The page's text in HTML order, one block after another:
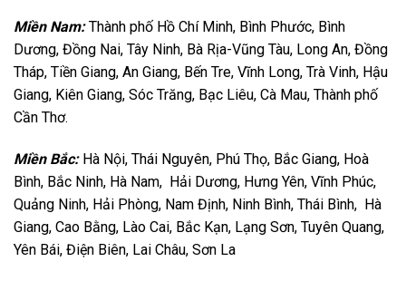
Miền Nam:Thành phố Hồ Chí Minh, Bình Phước, Bình
Dương, Đồng Nai, Tây Ninh, Bà Rịa-Vũng Tàu, Long An, Đồng
Tháp, Tiền Giang, An Giang, Bến Tre, Vĩnh Long, Trà Vinh, Hậu
Giang, Kiên Giang, Sóc Trăng, Bạc Liêu, Cà Mau, Thành phố
Cần Thơ.
Miền Bắc: Hà Nội, Thái Nguyên, Phú Thọ, Bắc Giang, Hoà
Bình, Bắc Ninh, Hà Nam, Hải Dương, Hưng Yên, Vĩnh Phúc,
Quảng Ninh, Hải Phòng, Nam Định, Ninh Bình, Thái Bình, Hà
Giang, Cao Bằng, Lào Cai, Bắc Kạn, Lạng Sơn, Tuyên Quang,
Yên Bái, Điện Biên, Lai Châu, Sơn La